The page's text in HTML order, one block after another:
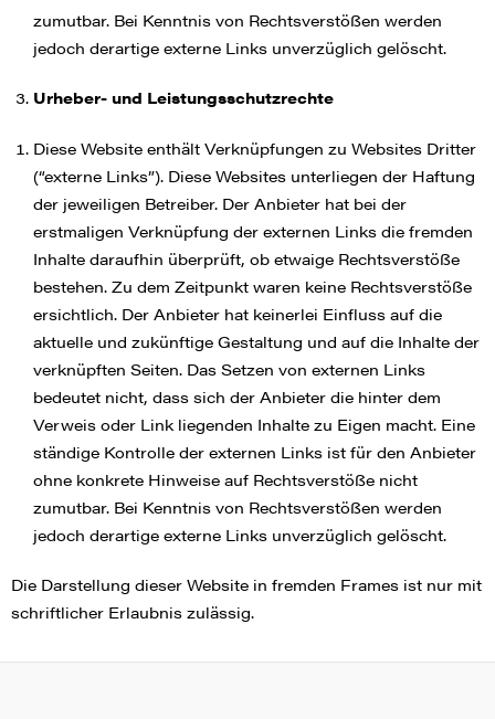
zumutbar. Bei Kenntnis von Rechtsverstößen werden
jedoch derartige externe Links unverzüglich gelöscht.
Urheber- und Leistungsschutzrechte
Diese Website enthält Verknüpfungen zu Websites Dritter
(“externe Links”). Diese Websites unterliegen der Haftung
der jeweiligen Betreiber. Der Anbieter hat bei der
erstmaligen Verknüpfung der externen Links die fremden
Inhalte daraufhin überprüft, ob etwaige Rechtsverstöße
bestehen. Zu dem Zeitpunkt waren keine Rechtsverstöße
ersichtlich. Der Anbieter hat keinerlei Einfluss auf die
aktuelle und zukünftige Gestaltung und auf die Inhalte der
verknüpften Seiten. Das Setzen von externen Links
bedeutet nicht, dass sich der Anbieter die hinter dem
Verweis oder Link liegenden Inhalte zu Eigen macht. Eine
ständige Kontrolle der externen Links ist für den Anbieter
ohne konkrete Hinweise auf Rechtsverstöße nicht
zumutbar. Bei Kenntnis von Rechtsverstößen werden
jedoch derartige externe Links unverzüglich gelöscht.
Die Darstellung dieser Website in fremden Frames ist nur mit
schriftlicher Erlaubnis zulässig.